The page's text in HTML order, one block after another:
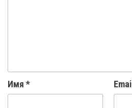
Имя * Email